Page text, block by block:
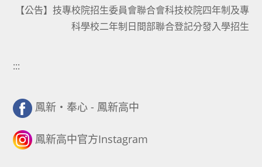
【公告】技專校院招生委員會聯合會科技校院四年制及專
科學校二年制日間部聯合登記分發入學招生
:::
鳳新・奉心 - 鳳新高中
鳳新高中官方Instagram